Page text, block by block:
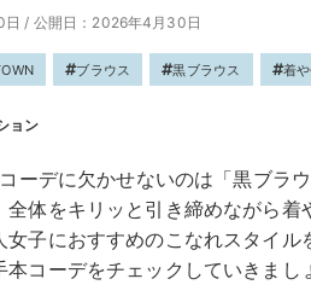
日 / 公開日：2026年4月30日
ブラウス 黒ブラウス 着
ョン
ーデに欠かせないのは「黒ブラ
全体をキリッと引き締めながら
女子におすすめのこなれスタイ
コーデをチェックしていきまし